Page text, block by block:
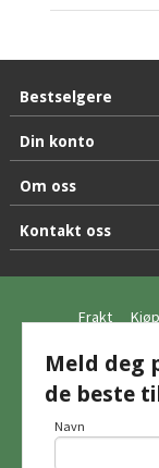
Bestselgere
Din konto
Om oss
Kontakt oss
Frakt
Meld deg
de beste
Navn